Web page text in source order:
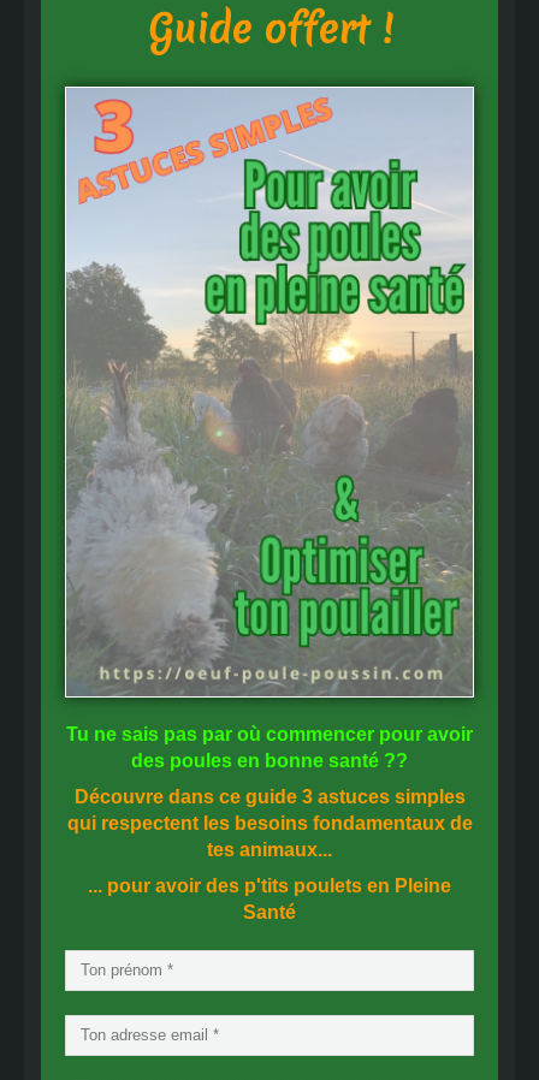
Guide offert !
Tu ne sais pas par où commencer pour avoir
des poules en bonne santé ??
Découvre dans ce guide 3 astuces simples
qui respectent les besoins fondamentaux de
tes animaux...
... pour avoir des p'tits poulets en Pleine
Santé